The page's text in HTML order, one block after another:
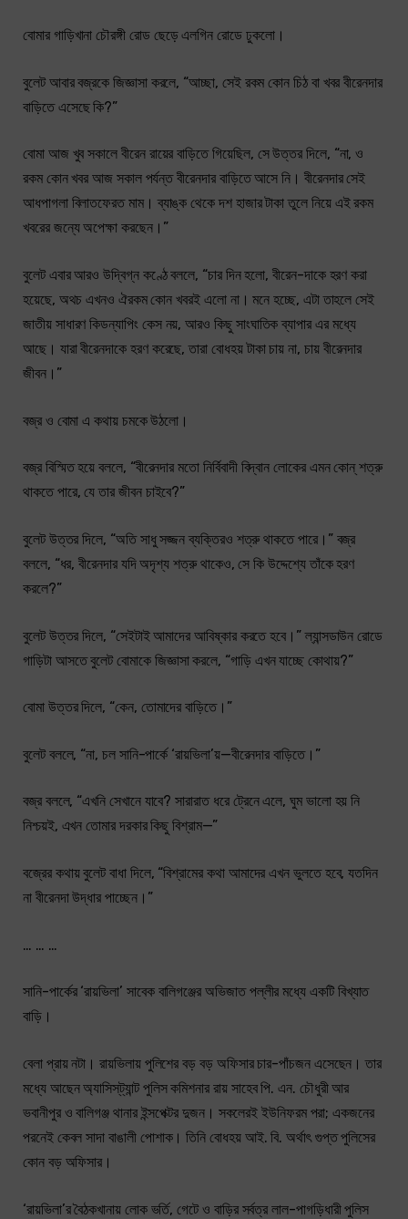
বোমার গাড়িখানা চৌরঙ্গী রোড ছেড়ে এলগিন রোডে ঢুকলো।
বুলেট আবার বজ্রকে জিজ্ঞাসা করলে, “আচ্ছা, সেই রকম কোন চিঠ বা খবর বীরেনদার
বাড়িতে এসেছে কি?”
বোমা আজ খুব সকালে বীরেন রায়ের বাড়িতে গিয়েছিল, সে উত্তর দিলে, “না, ও
রকম কোন খবর আজ সকাল পর্যন্ত বীরেনদার বাড়িতে আসে নি। বীরেনদার সেই
আধপাগলা বিলাতফেরত মাম। ব্যাঙ্ক থেকে দশ হাজার টাকা তুলে নিয়ে এই রকম
খবরের জন্যে অপেক্ষা করছেন।”
বুলেট এবার আরও উদ্বিগ্ন কণ্ঠে বললে, “চার দিন হলো, বীরেন-দাকে হরণ করা
হয়েছে, অথচ এখনও ঐরকম কোন খবরই এলো না। মনে হচ্ছে, এটা তাহলে সেই
জাতীয় সাধারণ কিডন্যাপিং কেস নয়, আরও কিছু সাংঘাতিক ব্যাপার এর মধ্যে
আছে। যারা বীরেনদাকে হরণ করেছে, তারা বোধহয় টাকা চায় না, চায় বীরেনদার
জীবন।”
বজ্র ও বোমা এ কথায় চমকে উঠলো।
বজ্র বিস্মিত হয়ে বললে, “বীরেনদার মতো নির্বিবাদী বিদ্বান লোকের এমন কোন্ শত্রু
থাকতে পারে, যে তার জীবন চাইবে?”
বুলেট উত্তর দিলে, “অতি সাধু সজ্জন ব্যক্তিরও শত্রু থাকতে পারে।” বজ্র
বললে, “ধর, বীরেনদার যদি অদৃশ্য শত্রু থাকেও, সে কি উদ্দেশ্যে তাঁকে হরণ
করলে?”
বুলেট উত্তর দিলে, “সেইটাই আমাদের আবিষ্কার করতে হবে।” ল্যান্সডাউন রোডে
গাড়িটা আসতে বুলেট বোমাকে জিজ্ঞাসা করলে, “গাড়ি এখন যাচ্ছে কোথায়?”
বোমা উত্তর দিলে, “কেন, তোমাদের বাড়িতে।”
বুলেট বললে, “না, চল সানি-পার্কে ‘রায়ভিলা’য়—বীরেনদার বাড়িতে।”
বজ্র বললে, “এখনি সেখানে যাবে? সারারাত ধরে ট্রেনে এলে, ঘুম ভালো হয় নি
নিশ্চয়ই, এখন তোমার দরকার কিছু বিশ্রাম—”
বজ্রের কথায় বুলেট বাধা দিলে, “বিশ্রামের কথা আমাদের এখন ভুলতে হবে, যতদিন
না বীরেনদা উদ্ধার পাচ্ছেন।”
… … …
সানি-পার্কের ‘রায়ভিলা’ সাবেক বালিগঞ্জের অভিজাত পল্লীর মধ্যে একটি বিখ্যাত
বাড়ি।
বেলা প্রায় নটা। রায়ভিলায় পুলিশের বড় বড় অফিসার চার-পাঁচজন এসেছেন। তার
মধ্যে আছেন অ্যাসিস্‌ট্যান্ট পুলিস কমিশনার রায় সাহেব পি. এন. চৌধুরী আর
ভবানীপুর ও বালিগঞ্জ থানার ইন্সপেক্টর দুজন। সকলেরই ইউনিফরম পরা; একজনের
পরনেই কেবল সাদা বাঙালী পোশাক। তিনি বোধহয় আই. বি. অর্থাৎ গুপ্ত পুলিসের
কোন বড় অফিসার।
‘রায়ভিলা’র বৈঠকখানায় লোক ভর্তি, গেটে ও বাড়ির সর্বত্র লাল-পাগড়িধারী পুলিস